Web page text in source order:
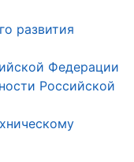
развития
Федерации
Российской